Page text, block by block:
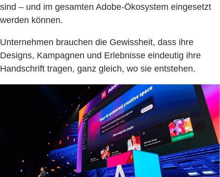
sind – und im gesamten Adobe-Ökosystem eingesetzt
werden können.
Unternehmen brauchen die Gewissheit, dass ihre
Designs, Kampagnen und Erlebnisse eindeutig ihre
Handschrift tragen, ganz gleich, wo sie entstehen.